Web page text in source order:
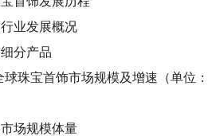
业发展概况
分产品
球珠宝首饰市场规模及增速（单位：
场规模体量